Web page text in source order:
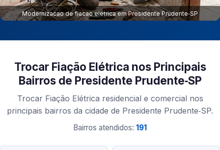
Modernizacao de fiacao eletrica em Presidente Prudente‑SP
Trocar Fiação Elétrica nos Principais
Bairros de Presidente Prudente‑SP
Trocar Fiação Elétrica residencial e comercial nos
principais bairros da cidade de Presidente Prudente‑SP.
Bairros atendidos: 191